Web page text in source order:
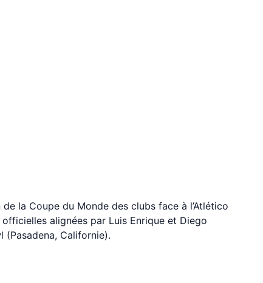
la Coupe du Monde des clubs face à l’Atlético
alignées par Luis Enrique et Diego
(Pasadena, Californie).